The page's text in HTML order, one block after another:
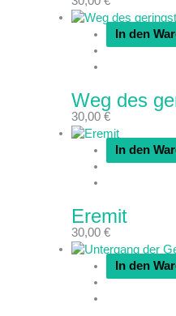
In den
Weg des
30,00 €
In den
Eremit
30,00 €
In den